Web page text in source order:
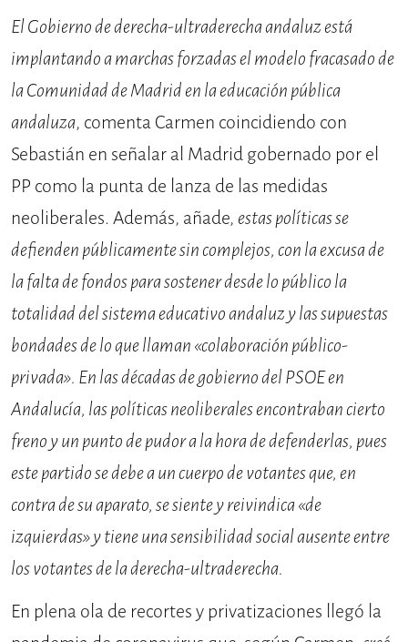
El Gobierno de derecha-ultraderecha andaluz está
implantando a marchas forzadas el modelo fracasado de
la Comunidad de Madrid en la educación pública
andaluza, comenta Carmen coincidiendo con
Sebastián en señalar al Madrid gobernado por el
PP como la punta de lanza de las medidas
neoliberales. Además, añade, estas políticas se
defienden públicamente sin complejos, con la excusa de
la falta de fondos para sostener desde lo público la
totalidad del sistema educativo andaluz y las supuestas
bondades de lo que llaman «colaboración público-
privada». En las décadas de gobierno del PSOE en
Andalucía, las políticas neoliberales encontraban cierto
freno y un punto de pudor a la hora de defenderlas, pues
este partido se debe a un cuerpo de votantes que, en
contra de su aparato, se siente y reivindica «de
izquierdas» y tiene una sensibilidad social ausente entre
los votantes de la derecha-ultraderecha.
En plena ola de recortes y privatizaciones llegó la